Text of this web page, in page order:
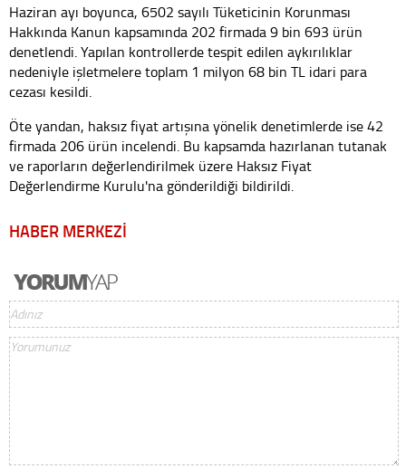
Haziran ayı boyunca, 6502 sayılı Tüketicinin Korunması
Hakkında Kanun kapsamında 202 firmada 9 bin 693 ürün
denetlendi. Yapılan kontrollerde tespit edilen aykırılıklar
nedeniyle işletmelere toplam 1 milyon 68 bin TL idari para
cezası kesildi.
Öte yandan, haksız fiyat artışına yönelik denetimlerde ise 42
firmada 206 ürün incelendi. Bu kapsamda hazırlanan tutanak
ve raporların değerlendirilmek üzere Haksız Fiyat
Değerlendirme Kurulu'na gönderildiği bildirildi.
HABER MERKEZİ